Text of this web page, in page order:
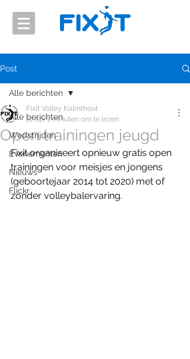
Post
Alle berichten
Wedstrijden
Evenementen
Nieuws
Flickr
Alle berichten
Open trainingen jeugd
Fixit Volley Kalmthout
22 apr1 minuten om te lezen
Fixit organiseert opnieuw gratis open
trainingen voor meisjes en jongens
(geboortejaar 2014 tot 2020) met of
zonder volleybalervaring.